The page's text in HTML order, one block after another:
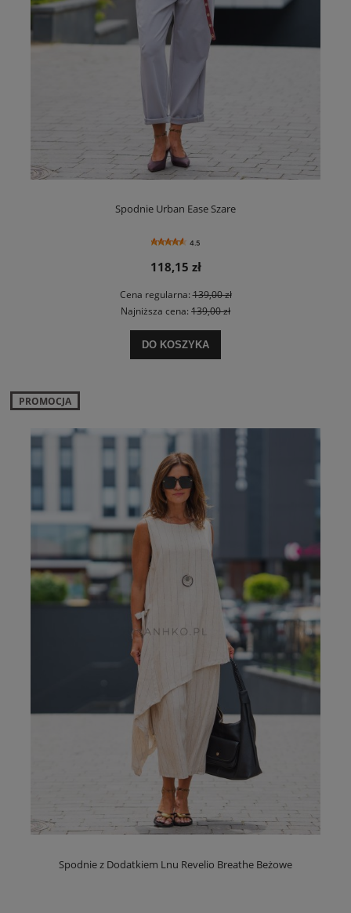
Spodnie Urban Ease Szare
4.5
118,15 zł
Cena regularna:139,00 zł
Najniższa cena: 139,00 zł
DO KOSZYKA
Spodnie z Dodatkiem Lnu Revelio Breathe Beżowe
PROMOCJA